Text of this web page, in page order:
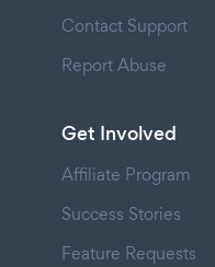
Contact Support
Report Abuse
Get Involved
Affiliate Program
Success Stories
Feature Requests